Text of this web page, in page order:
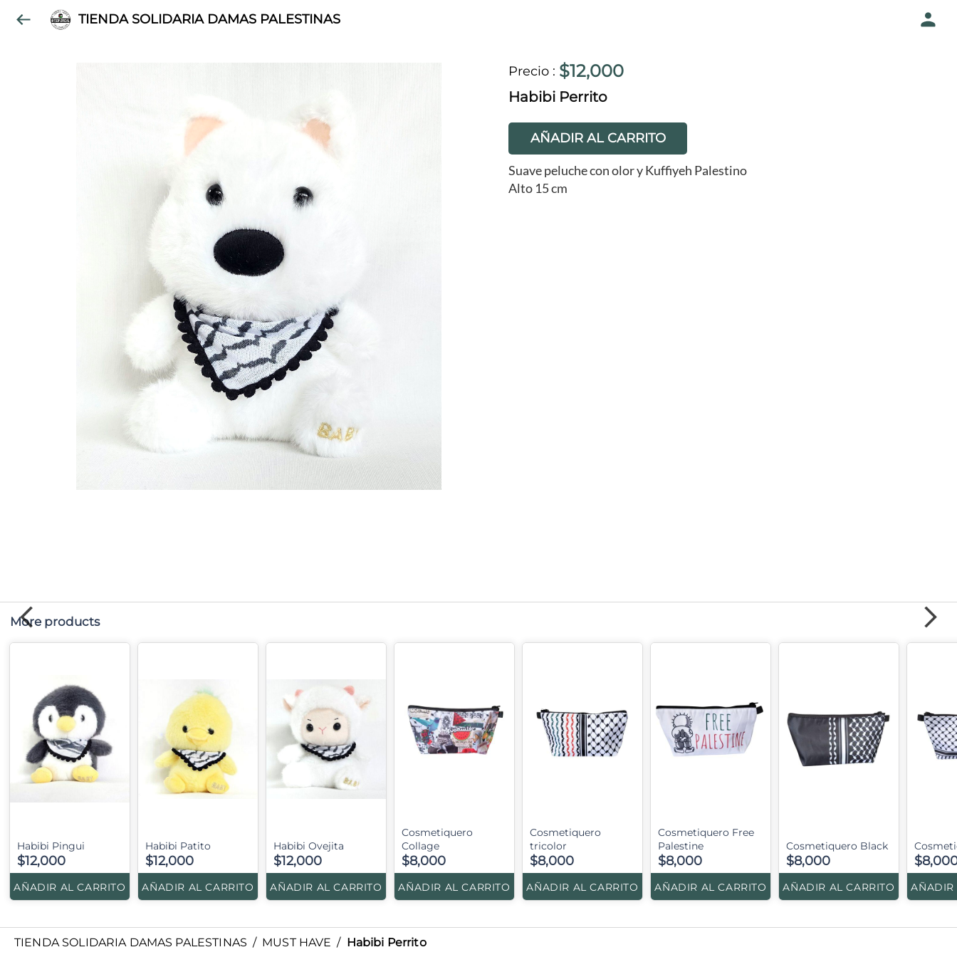
TIENDA SOLIDARIA DAMAS PALESTINAS
Precio : $12,000
Habibi Perrito
AÑADIR AL CARRITO
Suave peluche con olor y Kuffiyeh Palestino
Alto 15 cm
More products
Habibi Pingui
$12,000
AÑADIR AL CARRITO
Habibi Patito
$12,000
AÑADIR AL CARRITO
Habibi Ovejita
$12,000
AÑADIR AL CARRITO
Cosmetiquero
Collage
$8,000
AÑADIR AL CARRITO
Cosmetiquero
tricolor
$8,000
AÑADIR AL CARRITO
Cosmetiquero Free
Palestine
$8,000
AÑADIR AL CARRITO
Cosmetiquero Black
$8,000
AÑADIR AL CARRITO AÑADIR
TIENDA SOLIDARIA DAMAS PALESTINAS / MUST HAVE / Habibi Perrito